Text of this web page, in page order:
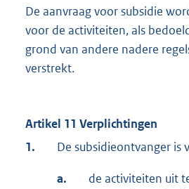
De aanvraag voor subsidie
voor de activiteiten, als
grond van andere nadere
verstrekt.
Artikel 11 Verplichtingen
1.
De subsidieontvanger is
a.
de activiteiten uit